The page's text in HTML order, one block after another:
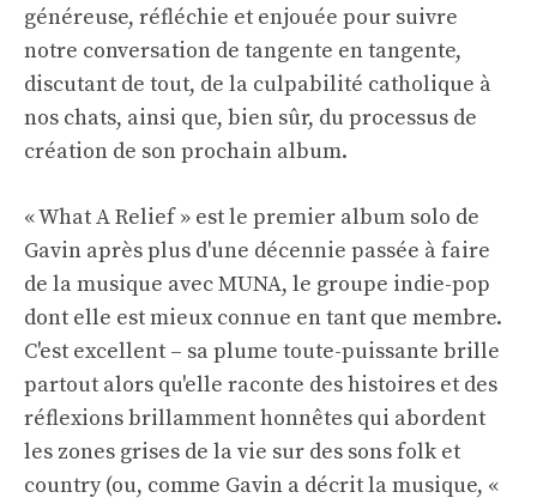
généreuse, réfléchie et enjouée pour suivre
notre conversation de tangente en tangente,
discutant de tout, de la culpabilité catholique à
nos chats, ainsi que, bien sûr, du processus de
création de son prochain album.
« What A Relief » est le premier album solo de
Gavin après plus d'une décennie passée à faire
de la musique avec MUNA, le groupe indie-pop
dont elle est mieux connue en tant que membre.
C'est excellent – ​​sa plume toute-puissante brille
partout alors qu'elle raconte des histoires et des
réflexions brillamment honnêtes qui abordent
les zones grises de la vie sur des sons folk et
country (ou, comme Gavin a décrit la musique, «